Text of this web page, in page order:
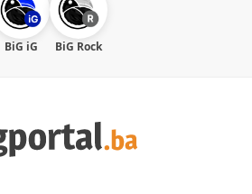
BiG iG BiG Rock